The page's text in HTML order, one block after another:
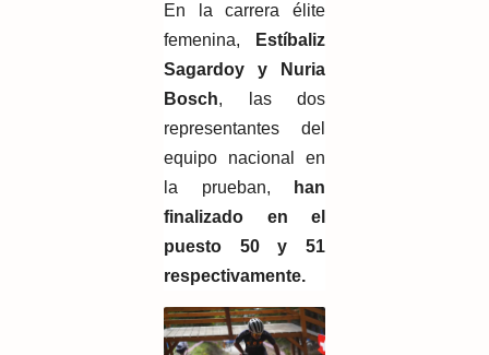
En la carrera élite
femenina,
Estíbaliz
Sagardoy y Nuria
Bosch, las dos
representantes del
equipo nacional en
la prueban,
han
finalizado en el
puesto 50 y 51
respectivamente.